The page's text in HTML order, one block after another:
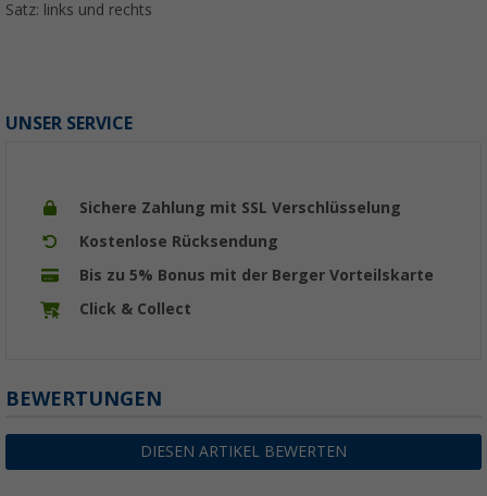
Satz: links und rechts
UNSER SERVICE
Sichere Zahlung mit SSL Verschlüsselung
Kostenlose Rücksendung
Bis zu 5% Bonus mit der Berger Vorteilskarte
Click & Collect
BEWERTUNGEN
DIESEN ARTIKEL BEWERTEN